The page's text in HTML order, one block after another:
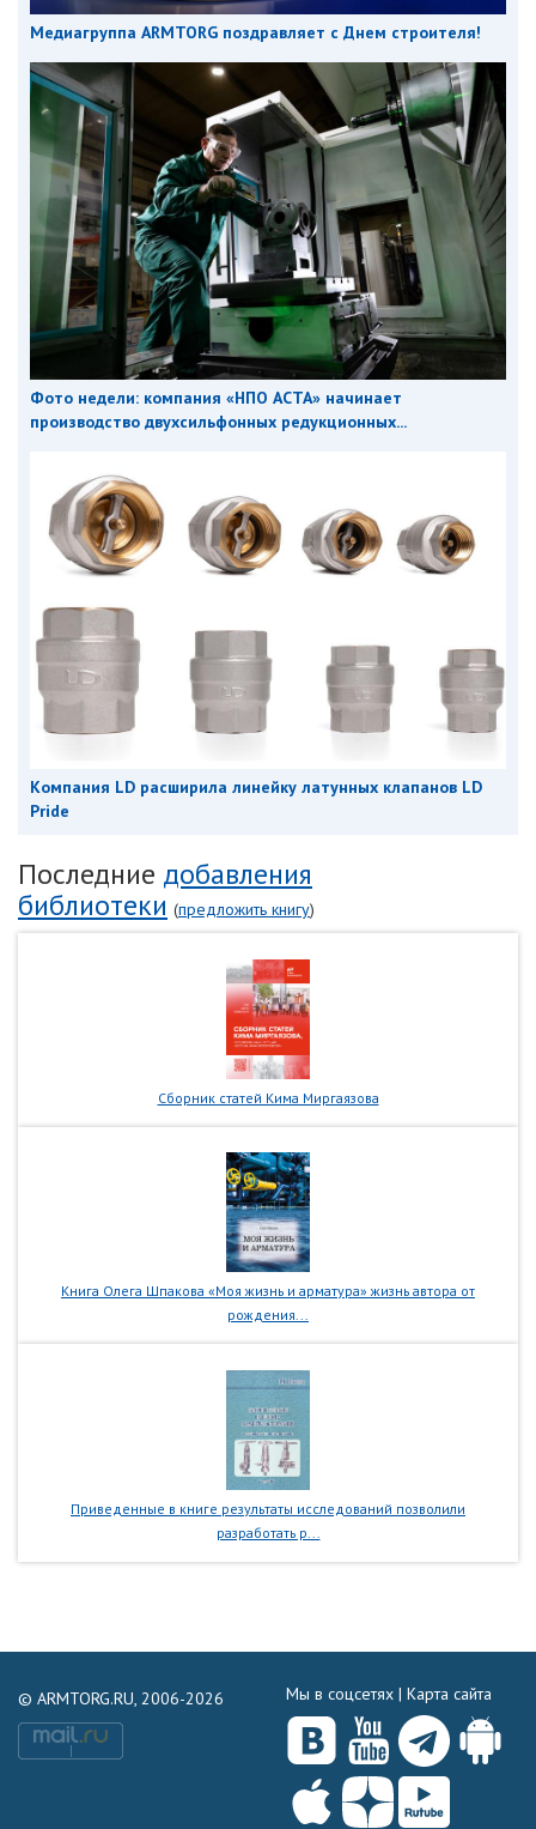
Медиагруппа ARMTORG поздравляет с Днем строителя!
Фото недели: компания «НПО АСТА» начинает
производство двухсильфонных редукционных...
Компания LD расширила линейку латунных клапанов LD
Pride
Последние добавления
библиотеки (предложить книгу)
Сборник статей Кима Миргаязова
Книга Олега Шпакова «Моя жизнь и арматура» жизнь автора от
рождения...
Приведенные в книге результаты исследований позволили
разработать р...
© ARMTORG.RU, 2006-2026 Мы в соцсетях | Карта сайта